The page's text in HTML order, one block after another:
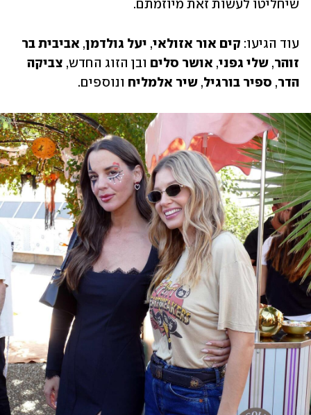
שיחליטו לעשות זאת מיוזמתם.
עוד הגיעו: קים אור אזולאי, יעל גולדמן,
זוהר, שלי גפני, אושר סלים ובן הזוג החדש,
הדר, ספיר בורגיל, שיר אלמליח ונוספים.